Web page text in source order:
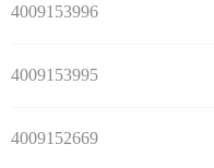
4009153996
4009153995
4009152669